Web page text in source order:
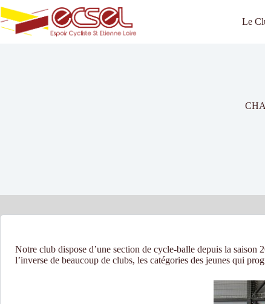
Passer
au
contenu
Le
Notre club dispose d’une section de cycle-balle depuis la
l’inverse de beaucoup de clubs, les catégories des jeunes qui